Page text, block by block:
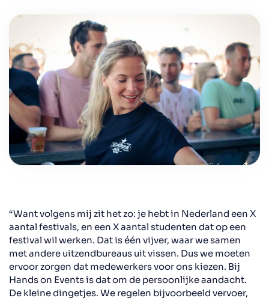
“Want volgens mij zit het zo: je hebt in Nederland een X
aantal festivals, en een X aantal studenten dat op een
festival wil werken. Dat is één vijver, waar we samen
met andere uitzendbureaus uit vissen. Dus we moeten
ervoor zorgen dat medewerkers voor ons kiezen. Bij
Hands on Events is dat om de persoonlijke aandacht.
De kleine dingetjes. We regelen bijvoorbeeld vervoer,